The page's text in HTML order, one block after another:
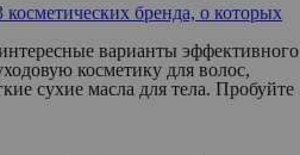
бренда, о которых
варианты эффективного
косметику для волос,
сухие масла для тела. Пробуйте